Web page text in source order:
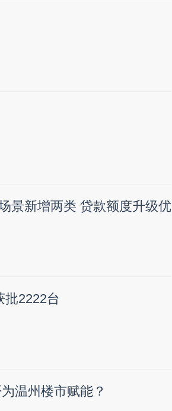
景新增两类 贷款额度升级优
批2222台
温州楼市赋能？